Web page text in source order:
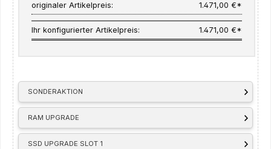
SONDERAKTION
RAM UPGRADE
SSD UPGRADE SLOT 1
originaler Artikelpreis: 1.471,00 €*
Ihr konfigurierter Artikelpreis: 1.471,00 €*